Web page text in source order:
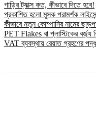
গাড়ির ট্যাক্স কত, কীভাবে দিতে হবে!
প্রকাশিত হলো মূসক পরামর্শক
কীভাবে নতুন কোম্পানির নামের
PET Flakes বা প্লাস্টিকের বর্জ্য
VAT ব্যবস্থায় রেয়াত গ্রহণের